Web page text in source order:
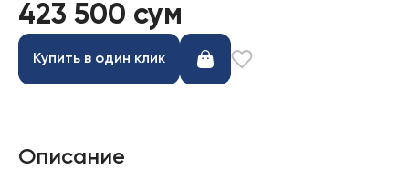
423 500 сум
Купить в один клик
Описание